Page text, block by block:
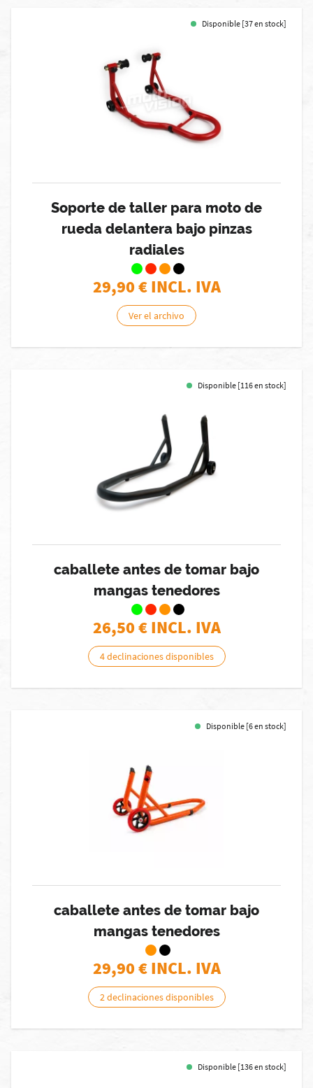
Disponible [37 en stock]
Soporte de taller para moto de
rueda delantera bajo pinzas
radiales
29,90€ INCL. IVA
Ver el archivo
Disponible [116 en stock]
caballete antes de tomar bajo
mangas tenedores
26,50€ INCL. IVA
4 declinaciones disponibles
Disponible [6 en stock]
caballete antes de tomar bajo
mangas tenedores
29,90€ INCL. IVA
2 declinaciones disponibles
Disponible [136 en stock]